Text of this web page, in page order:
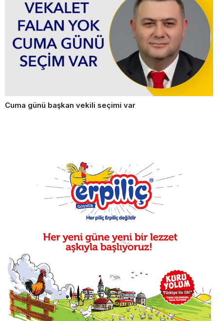
Cuma günü başkan vekili seçimi var